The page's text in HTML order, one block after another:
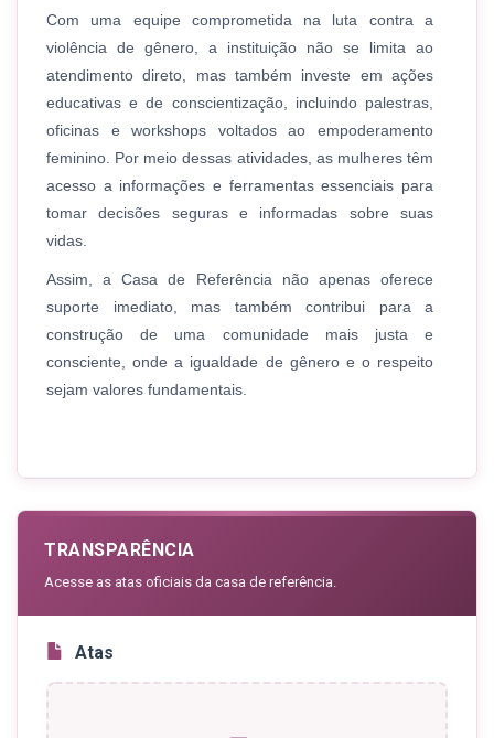
Com uma equipe comprometida na luta contra a
violência de gênero, a instituição não se limita ao
atendimento direto, mas também investe em ações
educativas e de conscientização, incluindo palestras,
oficinas e workshops voltados ao empoderamento
feminino. Por meio dessas atividades, as mulheres têm
acesso a informações e ferramentas essenciais para
tomar decisões seguras e informadas sobre suas
vidas.
Assim, a Casa de Referência não apenas oferece
suporte imediato, mas também contribui para a
construção de uma comunidade mais justa e
consciente, onde a igualdade de gênero e o respeito
sejam valores fundamentais.
TRANSPARÊNCIA
Acesse as atas oficiais da casa de referência.
Atas